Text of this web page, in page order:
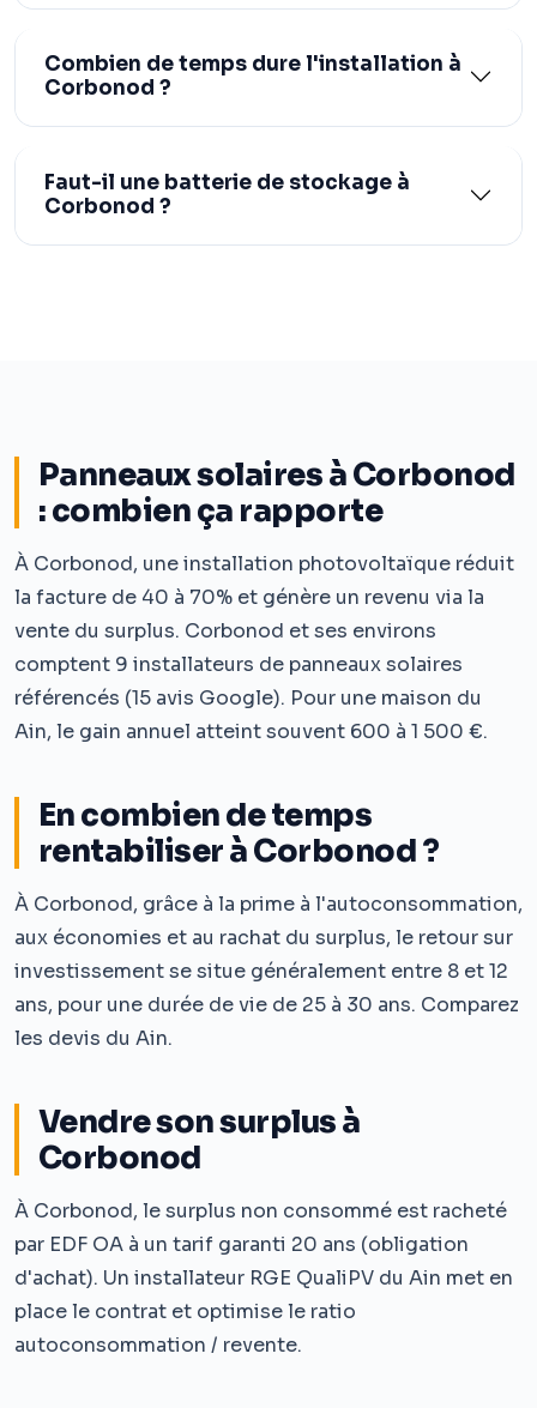
Panneaux solaires à Corbonod
: combien ça rapporte
À Corbonod, une installation photovoltaïque réduit
la facture de 40 à 70% et génère un revenu via la
vente du surplus. Corbonod et ses environs
comptent 9 installateurs de panneaux solaires
référencés (15 avis Google). Pour une maison du
Ain, le gain annuel atteint souvent 600 à 1 500 €.
En combien de temps
rentabiliser à Corbonod ?
À Corbonod, grâce à la prime à l'autoconsommation,
aux économies et au rachat du surplus, le retour sur
investissement se situe généralement entre 8 et 12
ans, pour une durée de vie de 25 à 30 ans. Comparez
les devis du Ain.
Vendre son surplus à
Corbonod
À Corbonod, le surplus non consommé est racheté
par EDF OA à un tarif garanti 20 ans (obligation
d'achat). Un installateur RGE QualiPV du Ain met en
place le contrat et optimise le ratio
autoconsommation / revente.
Combien de temps dure l'installation à
Corbonod ?
Faut-il une batterie de stockage à
Corbonod ?